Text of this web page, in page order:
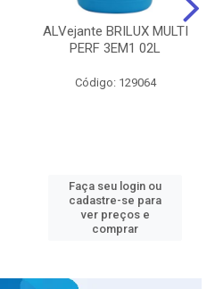
ALVejante BRILUX MULTI
PERF 3EM1 02L
Código: 129064
Faça seu login ou
cadastre-se para
ver preços e
comprar